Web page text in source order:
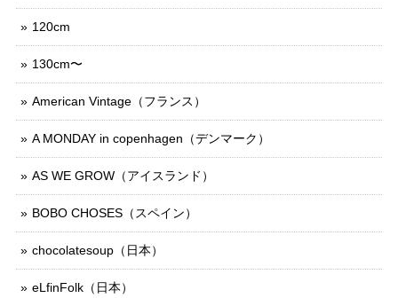
120cm
130cm〜
American Vintage（フランス）
A MONDAY in copenhagen（デンマーク）
AS WE GROW（アイスランド）
BOBO CHOSES（スペイン）
chocolatesoup（日本）
eLfinFolk（日本）